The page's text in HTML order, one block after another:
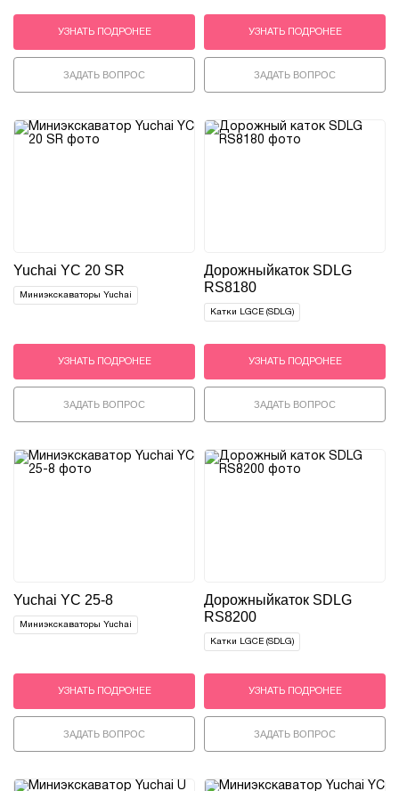
УЗНАТЬ ПОДРОНЕЕ
ЗАДАТЬ ВОПРОС
УЗНАТЬ ПОДРОНЕЕ
ЗАДАТЬ ВОПРОС
Yuchai YC 20 SR
Миниэкскаваторы Yuchai
УЗНАТЬ ПОДРОНЕЕ
ЗАДАТЬ ВОПРОС
Дорожныйкаток SDLG
RS8180
Катки LGCE (SDLG)
УЗНАТЬ ПОДРОНЕЕ
ЗАДАТЬ ВОПРОС
Yuchai YC 25-8
Миниэкскаваторы Yuchai
УЗНАТЬ ПОДРОНЕЕ
ЗАДАТЬ ВОПРОС
Дорожныйкаток SDLG
RS8200
Катки LGCE (SDLG)
УЗНАТЬ ПОДРОНЕЕ
ЗАДАТЬ ВОПРОС